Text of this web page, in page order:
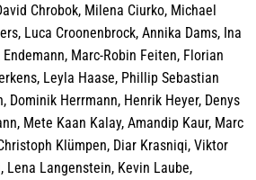
Chrobok, Milena Ciurko, Michael
Luca Croonenbrock, Annika Dams, Ina
Endemann, Marc-Robin Feiten, Florian
Leyla Haase, Phillip Sebastian
Dominik Herrmann, Henrik Heyer, Denys
Mete Kaan Kalay, Amandip Kaur, Marc
Klümpen, Diar Krasniqi, Viktor
Lena Langenstein, Kevin Laube,